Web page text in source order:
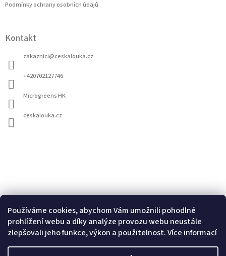
Používáme cookies, abychom Vám umožnili pohodlné
prohlížení webu a díky analýze provozu webu neustále
zlepšovali jeho funkce, výkon a použitelnost.Více informací
Podmínky ochrany osobních údajů
Kontakt
zakaznici@ceskalouka.cz
+420702127746
Microgreens HK
ceskalouka.cz
Vyhledávání
Hledat